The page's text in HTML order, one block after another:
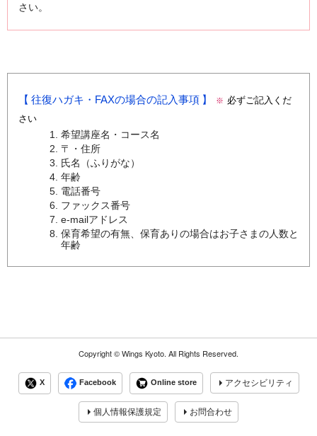
さい。
往復ハガキ・FAXの場合の記入事項 ※ 必ずご記入くだ
さい
希望講座名・コース名
〒・住所
氏名（ふりがな）
年齢
電話番号
ファックス番号
e-mailアドレス
保育希望の有無、保育ありの場合はお子さまの人数と
年齢
Copyright ©Wings Kyoto. All Rights Reserved.
X Facebook Online store アクセシビリティ
個人情報保護規定 お問合わせ